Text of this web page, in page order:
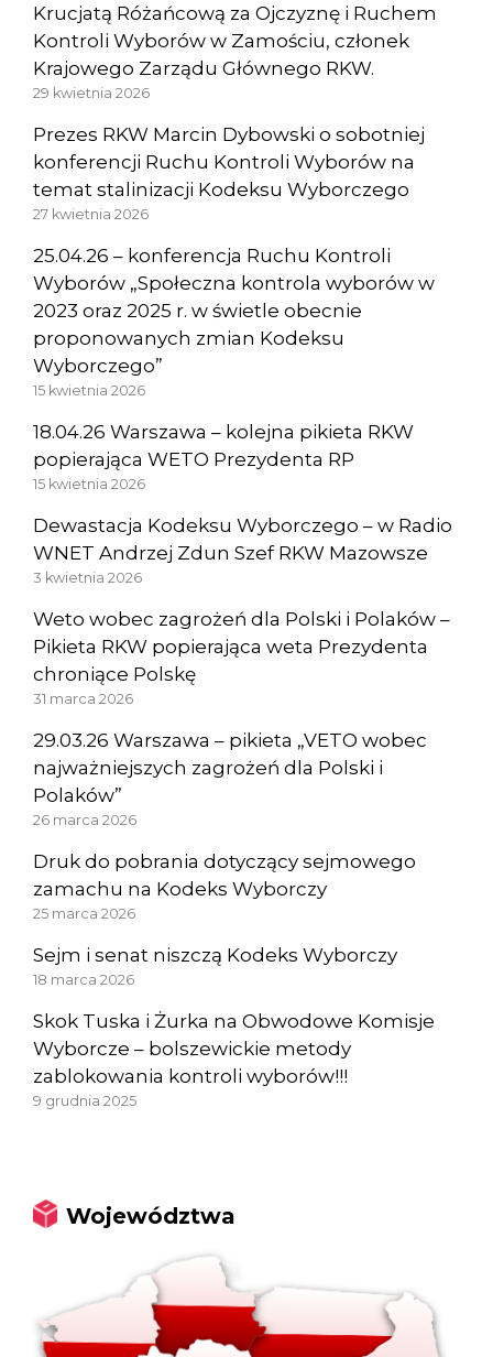
Krucjatą Różańcową za Ojczyznę i Ruchem
Kontroli Wyborów w Zamościu, członek
Krajowego Zarządu Głównego RKW.
29 kwietnia 2026
Prezes RKW Marcin Dybowski o sobotniej
konferencji Ruchu Kontroli Wyborów na
temat stalinizacji Kodeksu Wyborczego
27 kwietnia 2026
25.04.26 – konferencja Ruchu Kontroli
Wyborów „Społeczna kontrola wyborów w
2023 oraz 2025 r. w świetle obecnie
proponowanych zmian Kodeksu
Wyborczego”
15 kwietnia 2026
18.04.26 Warszawa – kolejna pikieta RKW
popierająca WETO Prezydenta RP
15 kwietnia 2026
Dewastacja Kodeksu Wyborczego – w Radio
WNET Andrzej Zdun Szef RKW Mazowsze
3 kwietnia 2026
Weto wobec zagrożeń dla Polski i Polaków –
Pikieta RKW popierająca weta Prezydenta
chroniące Polskę
31 marca 2026
29.03.26 Warszawa – pikieta „VETO wobec
najważniejszych zagrożeń dla Polski i
Polaków”
26 marca 2026
Druk do pobrania dotyczący sejmowego
zamachu na Kodeks Wyborczy
25 marca 2026
Sejm i senat niszczą Kodeks Wyborczy
18 marca 2026
Skok Tuska i Żurka na Obwodowe Komisje
Wyborcze – bolszewickie metody
zablokowania kontroli wyborów!!!
9 grudnia 2025
Województwa